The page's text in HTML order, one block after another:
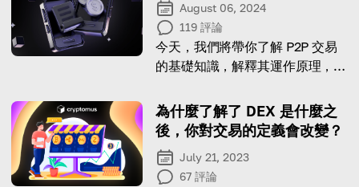
August 06, 2024
119 評論
今天，我們將帶你了解 P2P 交易
的基礎知識，解釋其運作原理，並
為什麼了解了 DEX 是什麼之
後，你對交易的定義會改變？
July 21, 2023
67 評論